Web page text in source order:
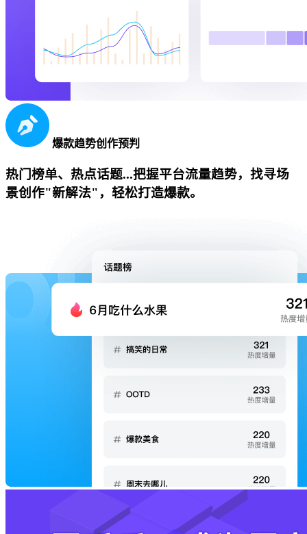
爆款趋势创作预判
热门榜单、热点话题...把握平台流量趋势，找寻场
景创作"新解法"，轻松打造爆款。